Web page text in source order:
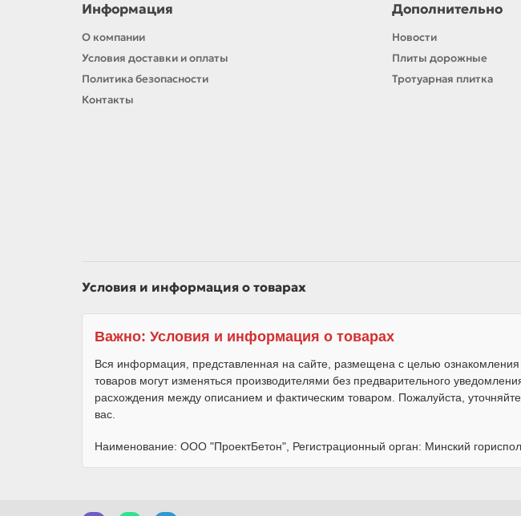
Информация
О компании
Условия доставки и оплаты
Политика безопасности
Контакты
Дополнительно
Новости
Плиты дорожные
Тротуарная плитка
Условия и информация о товарах
Важно: Условия и информация о товарах
Вся информация, представленная на сайте, размещена с целью
товаров могут изменяться производителями без предварительного
расхождения между описанием и фактическим товаром. Пожалуйста,
вас.
Наименование: ООО "ПроектБетон", Регистрационный орган: Минский